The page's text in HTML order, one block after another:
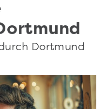
Dortmund